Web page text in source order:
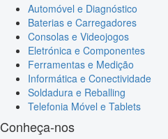
Automóvel e Diagnóstico
Baterias e Carregadores
Consolas e Videojogos
Eletrónica e Componentes
Ferramentas e Medição
Informática e Conectividade
Soldadura e Reballing
Telefonia Móvel e Tablets
Conheça-nos